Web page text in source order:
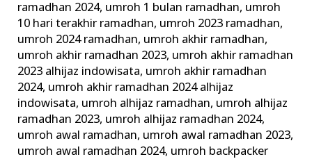
ramadhan 2024, umroh 1 bulan ramadhan, umroh
10 hari terakhir ramadhan, umroh 2023 ramadhan,
umroh 2024 ramadhan, umroh akhir ramadhan,
umroh akhir ramadhan 2023, umroh akhir ramadhan
2023 alhijaz indowisata, umroh akhir ramadhan
2024, umroh akhir ramadhan 2024 alhijaz
indowisata, umroh alhijaz ramadhan, umroh alhijaz
ramadhan 2023, umroh alhijaz ramadhan 2024,
umroh awal ramadhan, umroh awal ramadhan 2023,
umroh awal ramadhan 2024, umroh backpacker